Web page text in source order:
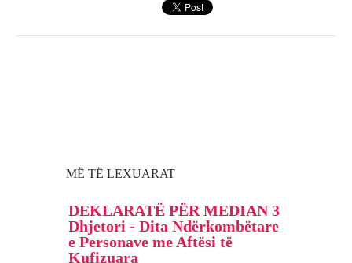
MË TË LEXUARAT
DEKLARATË PËR MEDIAN 3
Dhjetori - Dita Ndërkombëtare
e Personave me Aftësi të
Kufizuara